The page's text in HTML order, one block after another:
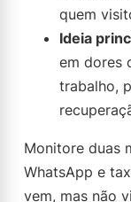
quem
Ideia
em dores
trabalho,
Monitore duas
WhatsApp e
vem, mas não